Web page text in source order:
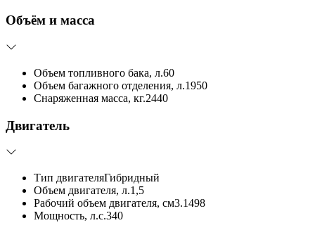
Объём и масса
Объем топливного бака, л.60
Объем багажного отделения, л.1950
Снаряженная масса, кг.2440
Двигатель
Тип двигателяГибридный
Объем двигателя, л.1,5
Рабочий объем двигателя, см3.1498
Мощность, л.с.340